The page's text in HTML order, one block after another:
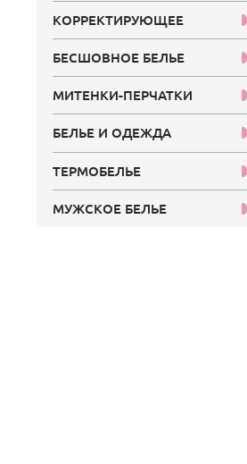
КОРРЕКТИРУЮЩЕЕ
БЕСШОВНОЕ БЕЛЬЕ
МИТЕНКИ-ПЕРЧАТКИ
БЕЛЬЕ И ОДЕЖДА
ТЕРМОБЕЛЬЕ
МУЖСКОЕ БЕЛЬЕ